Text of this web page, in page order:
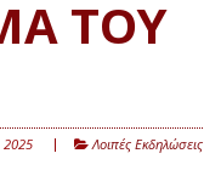
ΤΟΥ
2025 Λοιπές Εκδηλώσεις